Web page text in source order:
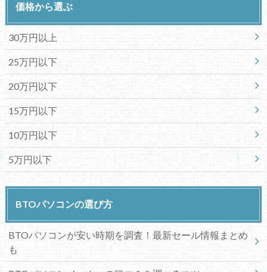
価格から選ぶ
30万円以上
25万円以下
20万円以下
15万円以下
10万円以下
5万円以下
BTOパソコンの選び方
BTOパソコンが安い時期を調査！最新セール情報まとめ
も